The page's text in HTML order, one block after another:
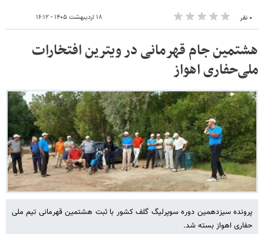
۰ نفر ۱۸ اردیبهشت ۱۴۰۵ - ۱۶:۱۲
هشتمین جام قهرمانی در ویترین افتخارات
ملی‌حفاری‌ اهواز
پرونده سیزدهمین دوره سوپرلیگ گلف کشور با ثبت هشتمین قهرمانی تیم ملی
حفاری اهواز بسته شد.